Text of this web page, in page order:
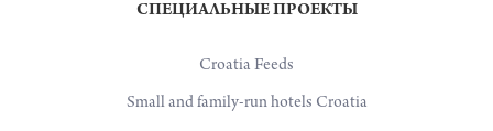
СПЕЦИАЛЬНЫЕ ПРОЕКТЫ
Croatia Feeds
Small and family-run hotels Croatia